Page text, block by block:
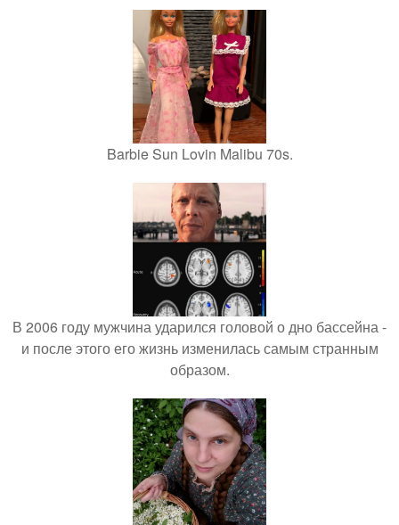
Barbie Sun Lovin Malibu 70s.
В 2006 году мужчина ударился головой о дно бассейна -
и после этого его жизнь изменилась самым странным
образом.